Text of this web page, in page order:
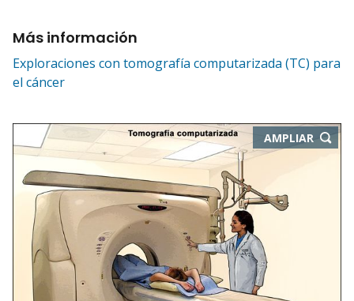
Más información
Exploraciones con tomografía computarizada (TC) para
el cáncer
AMPLIAR-
ABRE